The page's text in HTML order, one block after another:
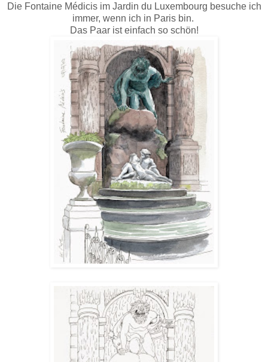
Die Fontaine Médicis im Jardin du Luxembourg besuche ich
immer, wenn ich in Paris bin.
Das Paar ist einfach so schön!